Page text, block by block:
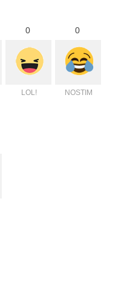
0
LOL!
0
NOSTIM